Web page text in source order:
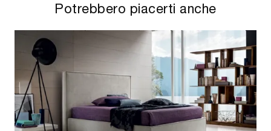
Potrebbero piacerti anche